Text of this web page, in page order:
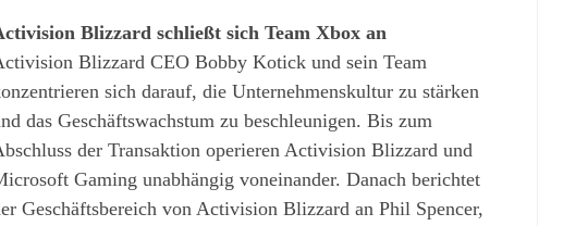
Blizzard schließt sich Team Xbox an
Blizzard CEO Bobby Kotick und sein Team
sich darauf, die Unternehmenskultur zu stärken
das Geschäftswachstum zu beschleunigen. Bis zum
der Transaktion operieren Activision Blizzard und
Gaming unabhängig voneinander. Danach berichtet
Geschäftsbereich von Activision Blizzard an Phil Spencer,